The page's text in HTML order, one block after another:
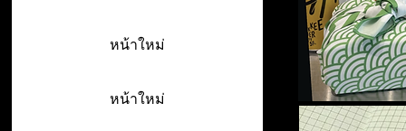
หน้าใหม่
หน้าใหม่